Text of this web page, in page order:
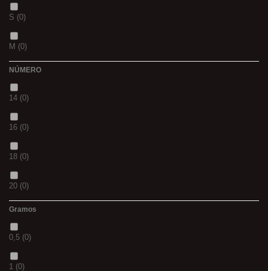
BLACK & RED
PANTHER
36(0)
P(0)
14(0)
42(0)
23(0)
38(0)
15(0)
S (0)
M (0)
20MM
3 M (0)
(0)
(0)
14MM
500
NÚMERO
14 (0)
16 (0)
18 (0)
20 (0)
(0)
Gramos
0,5 (0)
1 (0)